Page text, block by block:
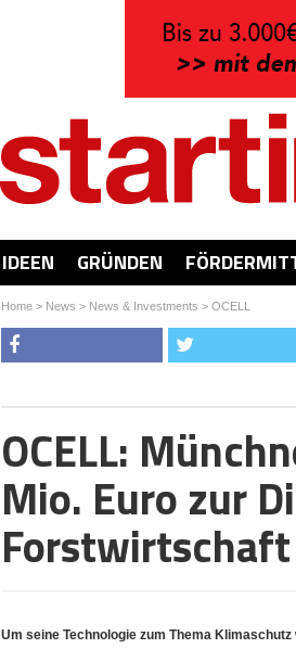
IDEEN GRÜNDEN
Home> News > News & Investments > OCELL
OCELL:
Mio. Euro zur
Forstwirtschaft
Um seine Technologie zum Thema